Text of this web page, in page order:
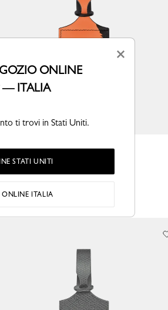
Etichetta per bagaglio LGP Travel
Pelle - Arancio
80,00
×
ONLINE
— ITALIA
ti trovi in Stati Uniti.
STATI UNITI
ONLINE ITALIA